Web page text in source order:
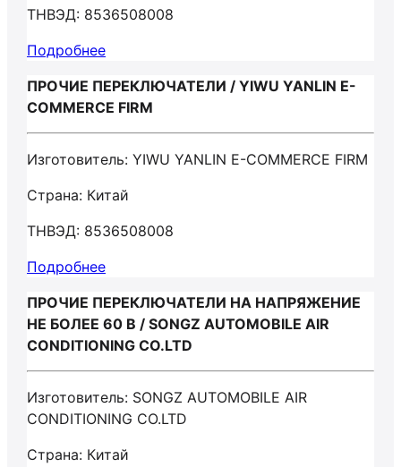
ТНВЭД: 8536508008
Подробнее
ПРОЧИЕ ПЕРЕКЛЮЧАТЕЛИ / YIWU YANLIN E-
COMMERCE FIRM
Изготовитель: YIWU YANLIN E-COMMERCE FIRM
Страна: Китай
ТНВЭД: 8536508008
Подробнее
ПРОЧИЕ ПЕРЕКЛЮЧАТЕЛИ НА НАПРЯЖЕНИЕ
НЕ БОЛЕЕ 60 В / SONGZ AUTOMOBILE AIR
CONDITIONING CO.LTD
Изготовитель: SONGZ AUTOMOBILE AIR
CONDITIONING CO.LTD
Страна: Китай